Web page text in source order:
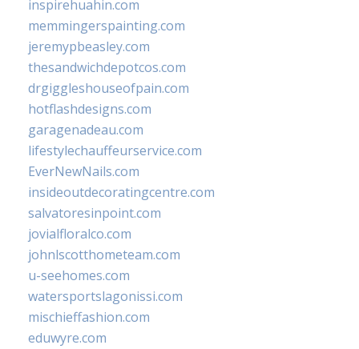
inspirehuahin.com
memmingerspainting.com
jeremypbeasley.com
thesandwichdepotcos.com
drgiggleshouseofpain.com
hotflashdesigns.com
garagenadeau.com
lifestylechauffeurservice.com
EverNewNails.com
insideoutdecoratingcentre.com
salvatoresinpoint.com
jovialfloralco.com
johnlscotthometeam.com
u-seehomes.com
watersportslagonissi.com
mischieffashion.com
eduwyre.com